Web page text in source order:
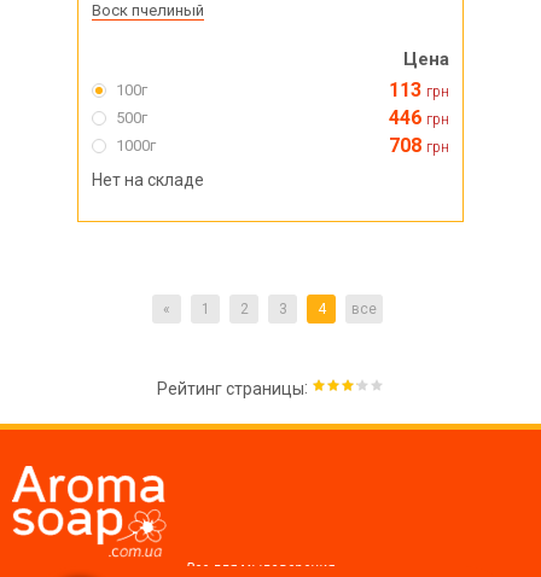
Воск пчелиный
Цена
100г 113 грн
500г 446 грн
1000г 708 грн
Нет на складе
« 1 2 3 4 все
Рейтинг страницы:
Все для мыловарения,